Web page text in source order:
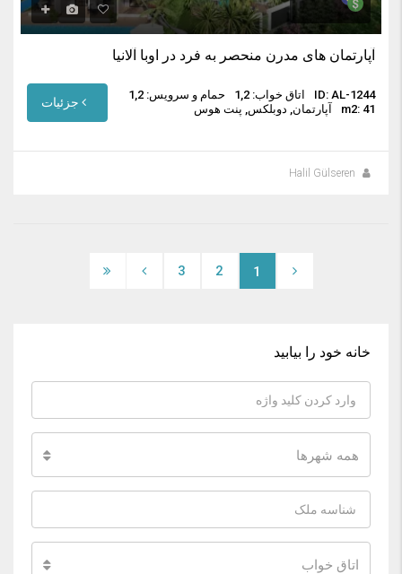
آپارتمان های مدرن منحصر به فرد در اوبا آلانیا
ID: AL-1244 اتاق خواب: 1,2
حمام و سرویس: 1,2
m2: 41
آپارتمان, دوبلکس, پنت هوس
Halil Gülseren
1
2
3
خانه خود را بیابید
همه شهرها
اتاق خواب